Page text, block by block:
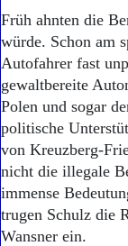
Früh ahnten die
würde. Schon am
Autofahrer fast
gewaltbereite
Polen und sogar
politische
von Kreuzberg-
nicht die illegale
immense
trugen Schulz die
Wansner ein.